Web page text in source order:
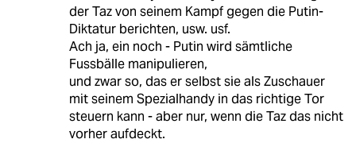
der Taz von seinem Kampf gegen die Putin-
Diktatur berichten, usw. usf.
Ach ja, ein noch - Putin wird sämtliche
Fussbälle manipulieren,
und zwar so, das er selbst sie als Zuschauer
mit seinem Spezialhandy in das richtige Tor
steuern kann - aber nur, wenn die Taz das nicht
vorher aufdeckt.